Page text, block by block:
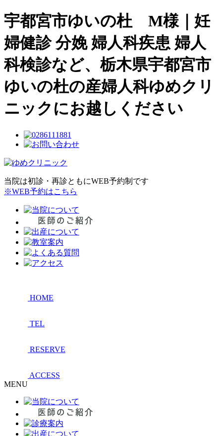
宇都宮市ゆいの杜 M様｜妊
婦健診 分娩 婦人科疾患 婦人
科検診など、栃木県宇都宮市
ゆいの杜の産婦人科ゆめクリ
ニックにお越しください
当院は初診・再診ともにWEB予約制です
※WEB予約はこちら
HOME
TEL
RESERVE
ACCESS
MENU